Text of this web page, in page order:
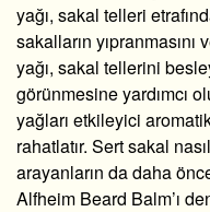
yağı, sakal telleri
sakalların yıpranmasını
yağı, sakal tellerini
görünmesine yardımcı
yağları etkileyici
rahatlatır. Sert sakal
arayanların da daha
Alfheim Beard Balm’ı